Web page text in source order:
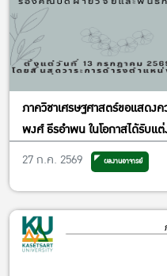
ภาควิชาเศรษฐศาสตร์ขอแสดง
พงศ์ ธีรอำพน ในโอกาสได้รับแ
วิจัยและพันธกิจเพื่อสังคม
27 ก.ค. 2569 ผลงานอาจารย์